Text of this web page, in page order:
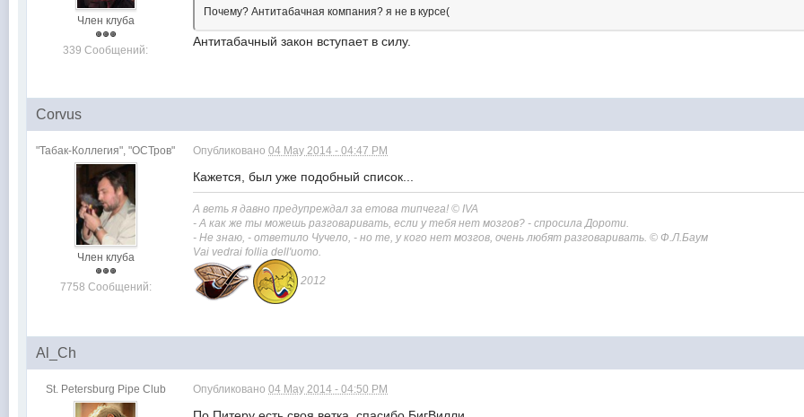
Член клуба
339 Сообщений:
Почему? Антитабачная компания? я не в курсе(
Антитабачный закон вступает в силу.
Corvus
"Табак-Коллегия", "ОСТров"
Член клуба
7758 Сообщений:
Опубликовано04 May 2014 - 04:47 PM
Кажется, был уже подобный список...
А веть я давно предупреждал за етова типчега!© IVA
- А как же ты можешь разговаривать, если у тебя нет мозгов? - спросила Дороти.
- Не знаю, - ответило Чучело, - но те, у кого нет мозгов, очень любят разговаривать. © Ф.Л.Баум
Vai vedraifollia dell'uomo.
2012
Al_Ch
St. Petersburg Pipe Club Опубликовано04 May 2014 - 04:50 PM